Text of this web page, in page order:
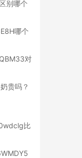
别哪个
哪个
对
贵吗？
比